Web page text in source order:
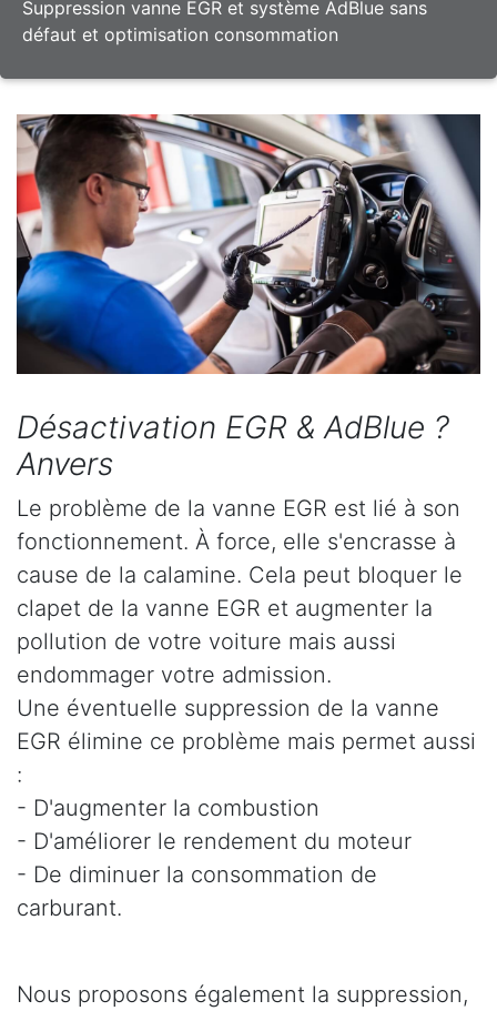
Suppression vanne EGR et système AdBlue sans
défaut et optimisation consommation
Désactivation EGR & AdBlue ?
Anvers
Le problème de la vanne EGR est lié à son
fonctionnement. À force, elle s'encrasse à
cause de la calamine. Cela peut bloquer le
clapet de la vanne EGR et augmenter la
pollution de votre voiture mais aussi
endommager votre admission.
Une éventuelle suppression de la vanne
EGR élimine ce problème mais permet aussi
:
- D'augmenter la combustion
- D'améliorer le rendement du moteur
- De diminuer la consommation de
carburant.
Nous proposons également la suppression,